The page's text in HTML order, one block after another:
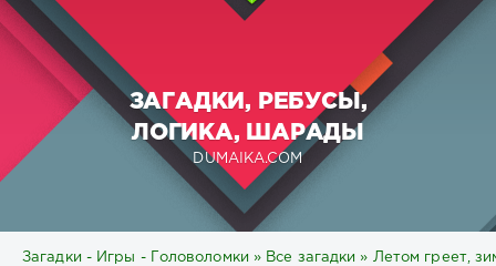
ЗАГАДКИ, РЕБУСЫ,
ЛОГИКА, ШАРАДЫ
DUMAIKA.COM
Загадки - Игры - Головоломки » Все загадки » Летом греет,